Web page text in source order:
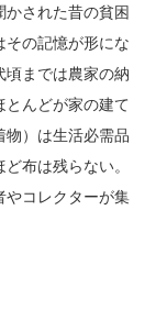
された昔の貧困
の記憶が形にな
頃までは農家の納
んどが家の建て
）は生活必需品
布は残らない。
やコレクターが集